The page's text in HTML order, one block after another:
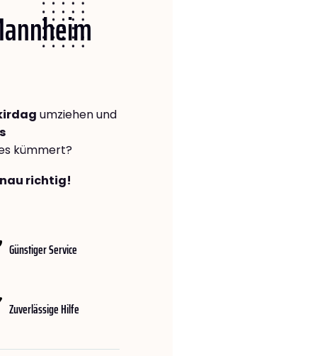
umziehen und
kümmert?
richtig!
Günstiger Service
Zuverlässige Hilfe